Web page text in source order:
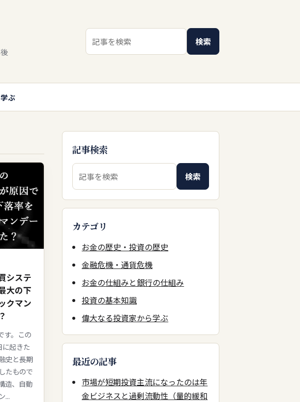
検索キーワード
検索
ぶ
システ
大の下
クマン
す。この
起きた
史と長期
たもので
造、自動
...
記事検索
検索キーワード
検索
カテゴリ
お金の歴史・投資の歴史
金融危機・通貨危機
お金の仕組みと銀行の仕組み
投資の基本知識
偉大なる投資家から学ぶ
最近の記事
市場が短期投資主流になったのは年
金ビジネスと過剰流動性（量的緩和